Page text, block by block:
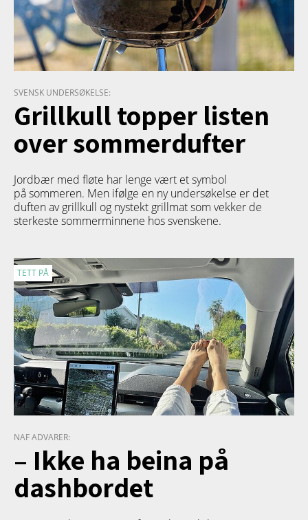
SVENSK UNDERSØKELSE:
Grillkull topper listen
over sommerdufter
Jordbær med fløte har lenge vært et symbol
på sommeren. Men ifølge en ny undersøkelse er det
duften av grillkull og nystekt grillmat som vekker de
sterkeste sommerminnene hos svenskene.
TETT PÅ
NAF ADVARER:
– Ikke ha beina på
dashbordet